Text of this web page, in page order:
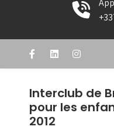
Interclub de
pour les
2012